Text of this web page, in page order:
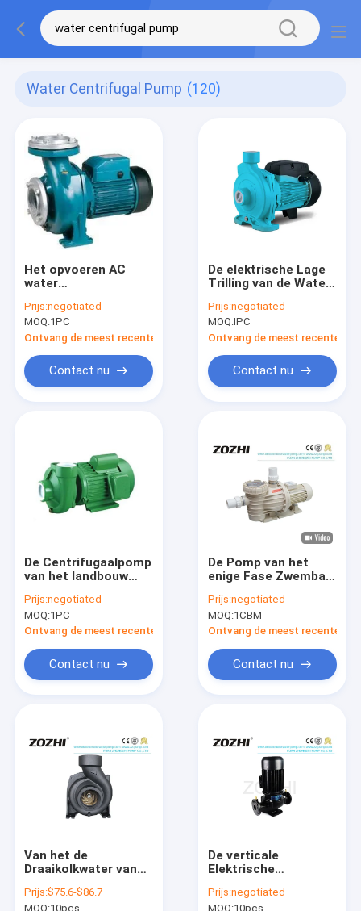
Water Centrifugal Pump (120)
Het opvoeren AC
water
elektrische het
waterpomp van 3 PK
in drie stadia
Prijs:negotiated
MOQ:1PC
Ontvang de meest recente Prijs
Contact nu
De elektrische Lage
Trilling van de Water
1,1 kW met Één
Jaargarantie
Prijs:negotiated
MOQ:IPC
Ontvang de meest recente
Contact nu
De Centrifugaalpomp
van het landbouw
Elektrisch voor het
Water geven
Prijs:negotiated
MOQ:1PC
Ontvang de meest recente Prijs
Contact nu
De Pomp van het
enige Fase Zwembad,
Water
Centrifugaalpomp
1.5KW 2.0HP F
Prijs:negotiated
MOQ:1CBM
Ontvang de meest recente
Contact nu
Van het de
Draaikolkwater van
messingsdrijvende
Prijs:$75.6-$86.7
MOQ:10pcs
De verticale
Elektrische
van 250KW 340HP
Prijs:negotiated
MOQ:10pcs